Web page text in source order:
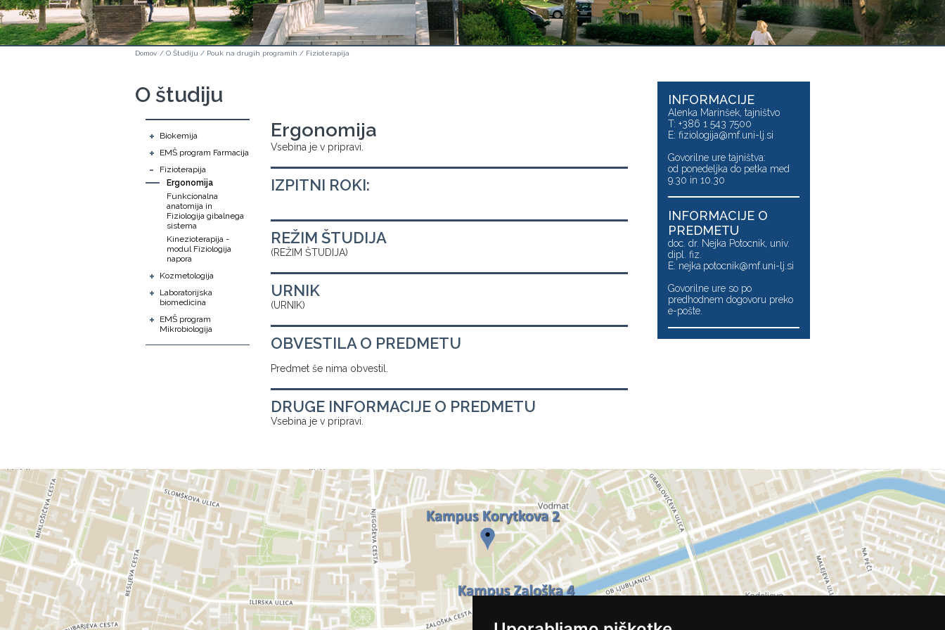
Domov / O Študiju / Pouk na drugih programih / Fizioterapija
O študiju
+ Biokemija
+ EMŠ program Farmacija
-
Fizioterapija
Ergonomija
Funkcionalna
anatomija in
Fiziologija gibalnega
sistema
Kinezioterapija -
modul Fiziologija
napora
+ Kozmetologija
+
Laboratorijska
biomedicina
+
EMŠ program
Mikrobiologija
Ergonomija
Vsebina je v pripravi.
IZPITNI ROKI:
REŽIM ŠTUDIJA
(REŽIM ŠTUDIJA)
URNIK
(URNIK)
OBVESTILA O PREDMETU
Predmet še nima obvestil.
DRUGE INFORMACIJE O PREDMETU
Vsebina je v pripravi.
INFORMACIJE
Alenka Marinšek, tajništvo
T: +386 1 543 7500
E: fiziologija@mf.uni-lj.si
Govorilne ure tajništva:
od ponedeljka do petka med
9.30 in 10.30
INFORMACIJE O
PREDMETU
doc. dr. Nejka Potocnik, univ.
dipl. fiz.
E: nejka.potocnik@mf.uni-lj.si
Govorilne ure so po
predhodnem dogovoru preko
e-pošte.